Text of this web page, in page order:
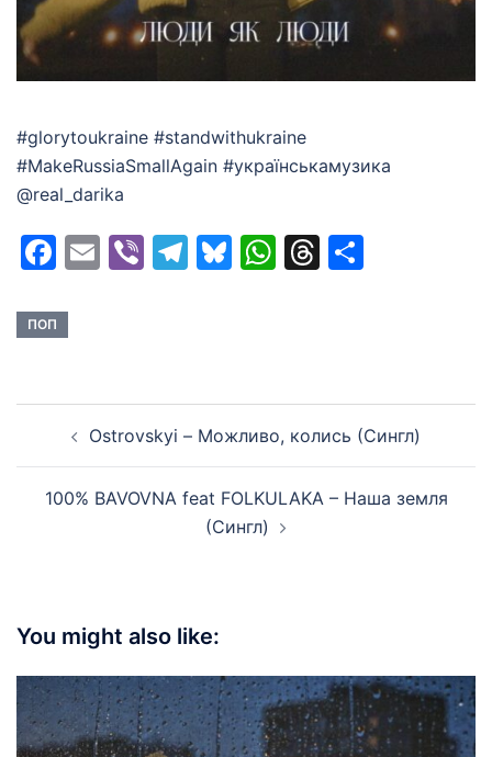
#glorytoukraine #standwithukraine
#MakeRussiaSmallAgain #українськамузика
@real_darika
Facebook
EmailViberTelegram
Bluesky
WhatsApp
Threads
ПОП
navigationOstrovskyi – Можливо, колись (Сингл)
100% BAVOVNA feat FOLKULAKA – Наша земля
(Сингл)
You might also like: